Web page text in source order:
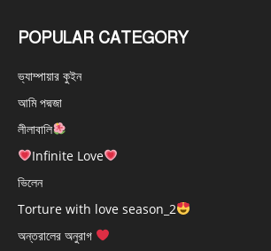
POPULAR CATEGORY
ভ্যাম্পায়ার কুইন
আমি পদ্মজা
লীলাবালি
Infinite Love
ভিলেন
Torture with love season_2
অন্তরালের অনুরাগ